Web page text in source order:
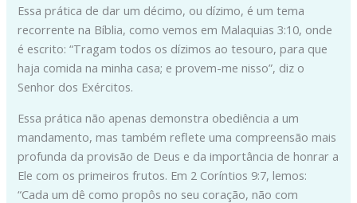
Essa prática de dar um décimo, ou dízimo, é um tema
recorrente na Bíblia, como vemos em Malaquias 3:10, onde
é escrito: “Tragam todos os dízimos ao tesouro, para que
haja comida na minha casa; e provem-me nisso”, diz o
Senhor dos Exércitos.
Essa prática não apenas demonstra obediência a um
mandamento, mas também reflete uma compreensão mais
profunda da provisão de Deus e da importância de honrar a
Ele com os primeiros frutos. Em 2 Coríntios 9:7, lemos:
“Cada um dê como propôs no seu coração, não com